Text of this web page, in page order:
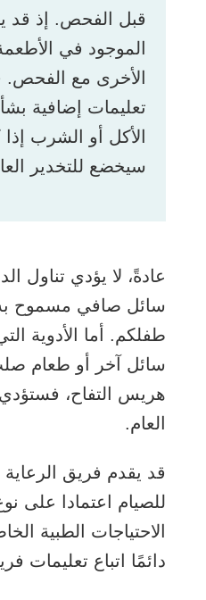
قبل الفحص. إذ قد
الموجود في
الأخرى مع الفحص.
تعليمات إضافية
الأكل أو الشرب
سيخضع للتخدير
عادةً، لا يؤدي تناول
سائل صافي مسموح به
طفلكم. أما الأدوية
سائل آخر أو طعام
هريس التفاح، فستؤدي
العام.
قد يقدم فريق
للصيام اعتمادا على
الاحتياجات الطبية
دائمًا اتباع تعليمات